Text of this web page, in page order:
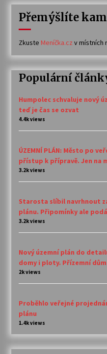
Přemýšlíte kam
Zkuste Meníčka.cz v místních
Populární
Humpolec schvaluje nový
teď je čas se ozvat
4.4k views
ÚZEMNÍ PLÁN: Město po
přístup k přípravě. Jen na
3.2k views
Starosta slíbil navrhnout
plánu. Připomínky ale
3.2k views
Nový územní plán do
domy i ploty. Přízemní
2k views
Proběhlo veřejné
plánu
1.4k views